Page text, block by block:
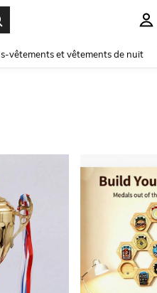
vêtements et vêtements de nuit